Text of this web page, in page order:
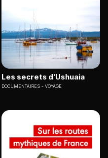
Les secrets d'Ushuaia
DOCUMENTAIRES VOYAGE